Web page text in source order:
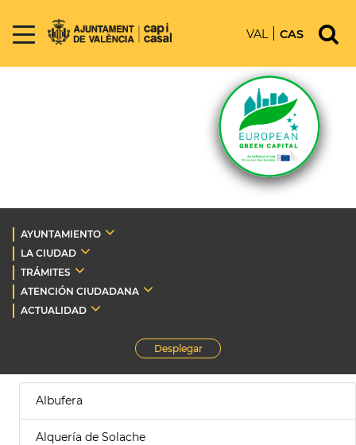
VAL CAS
AYUNTAMIENTO
LA CIUDAD
TRÁMITES
ATENCIÓN CIUDADANA
ACTUALIDAD
Desplegar
Albufera
Alquería de Solache